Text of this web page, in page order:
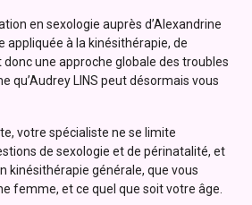
en sexologie auprès d’Alexandrine
appliquée à la kinésithérapie, de
donc une approche globale des troubles
qu’Audrey LINS peut désormais vous
votre spécialiste ne se limite
de sexologie et de périnatalité, et
kinésithérapie générale, que vous
femme, et ce quel que soit votre âge.